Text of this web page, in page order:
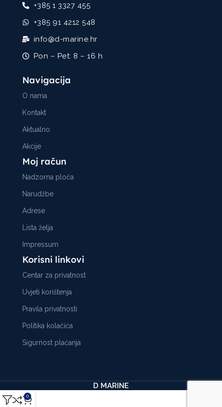
+385 1 3327 455
+385 91 4212 548
info@d-marine.hr
Pon – Pet: 8 – 16 h
Navigacija
O nama
Kontakt
Aktualno
Akcije
Moj račun
Nadzorna ploča
Narudžbe
Adrese
Lista želja
Impressum
Korisni linkovi
Centar za privatnost
Uvjeti korištenja
Pravila privatnosti
Politika kolačića
Sigurnost plaćanja
D MARINE
0